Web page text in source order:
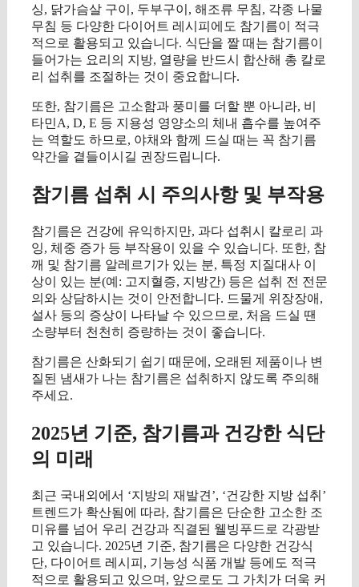
싱, 닭가슴살 구이, 두부구이, 해조류 무침, 각종 나물
무침 등 다양한 다이어트 레시피에도 참기름이 적극
적으로 활용되고 있습니다. 식단을 짤 때는 참기름이
들어가는 요리의 지방, 열량을 반드시 합산해 총 칼로
리 섭취를 조절하는 것이 중요합니다.
또한, 참기름은 고소함과 풍미를 더할 뿐 아니라, 비
타민A, D, E 등 지용성 영양소의 체내 흡수를 높여주
는 역할도 하므로, 야채와 함께 드실 때는 꼭 참기름
약간을 곁들이시길 권장드립니다.
참기름 섭취 시 주의사항 및 부작용
참기름은 건강에 유익하지만, 과다 섭취시 칼로리 과
잉, 체중 증가 등 부작용이 있을 수 있습니다. 또한, 참
깨 및 참기름 알레르기가 있는 분, 특정 지질대사 이
상이 있는 분(예: 고지혈증, 지방간) 등은 섭취 전 전문
의와 상담하시는 것이 안전합니다. 드물게 위장장애,
설사 등의 증상이 나타날 수 있으므로, 처음 드실 땐
소량부터 천천히 증량하는 것이 좋습니다.
참기름은 산화되기 쉽기 때문에, 오래된 제품이나 변
질된 냄새가 나는 참기름은 섭취하지 않도록 주의해
주세요.
2025년 기준, 참기름과 건강한 식단
의 미래
최근 국내외에서 ‘지방의 재발견’, ‘건강한 지방 섭취’
트렌드가 확산됨에 따라, 참기름은 단순한 고소한 조
미유를 넘어 우리 건강과 직결된 웰빙푸드로 각광받
고 있습니다. 2025년 기준, 참기름은 다양한 건강식
단, 다이어트 레시피, 기능성 식품 개발 등에도 적극
적으로 활용되고 있으며, 앞으로도 그 가치가 더욱 커